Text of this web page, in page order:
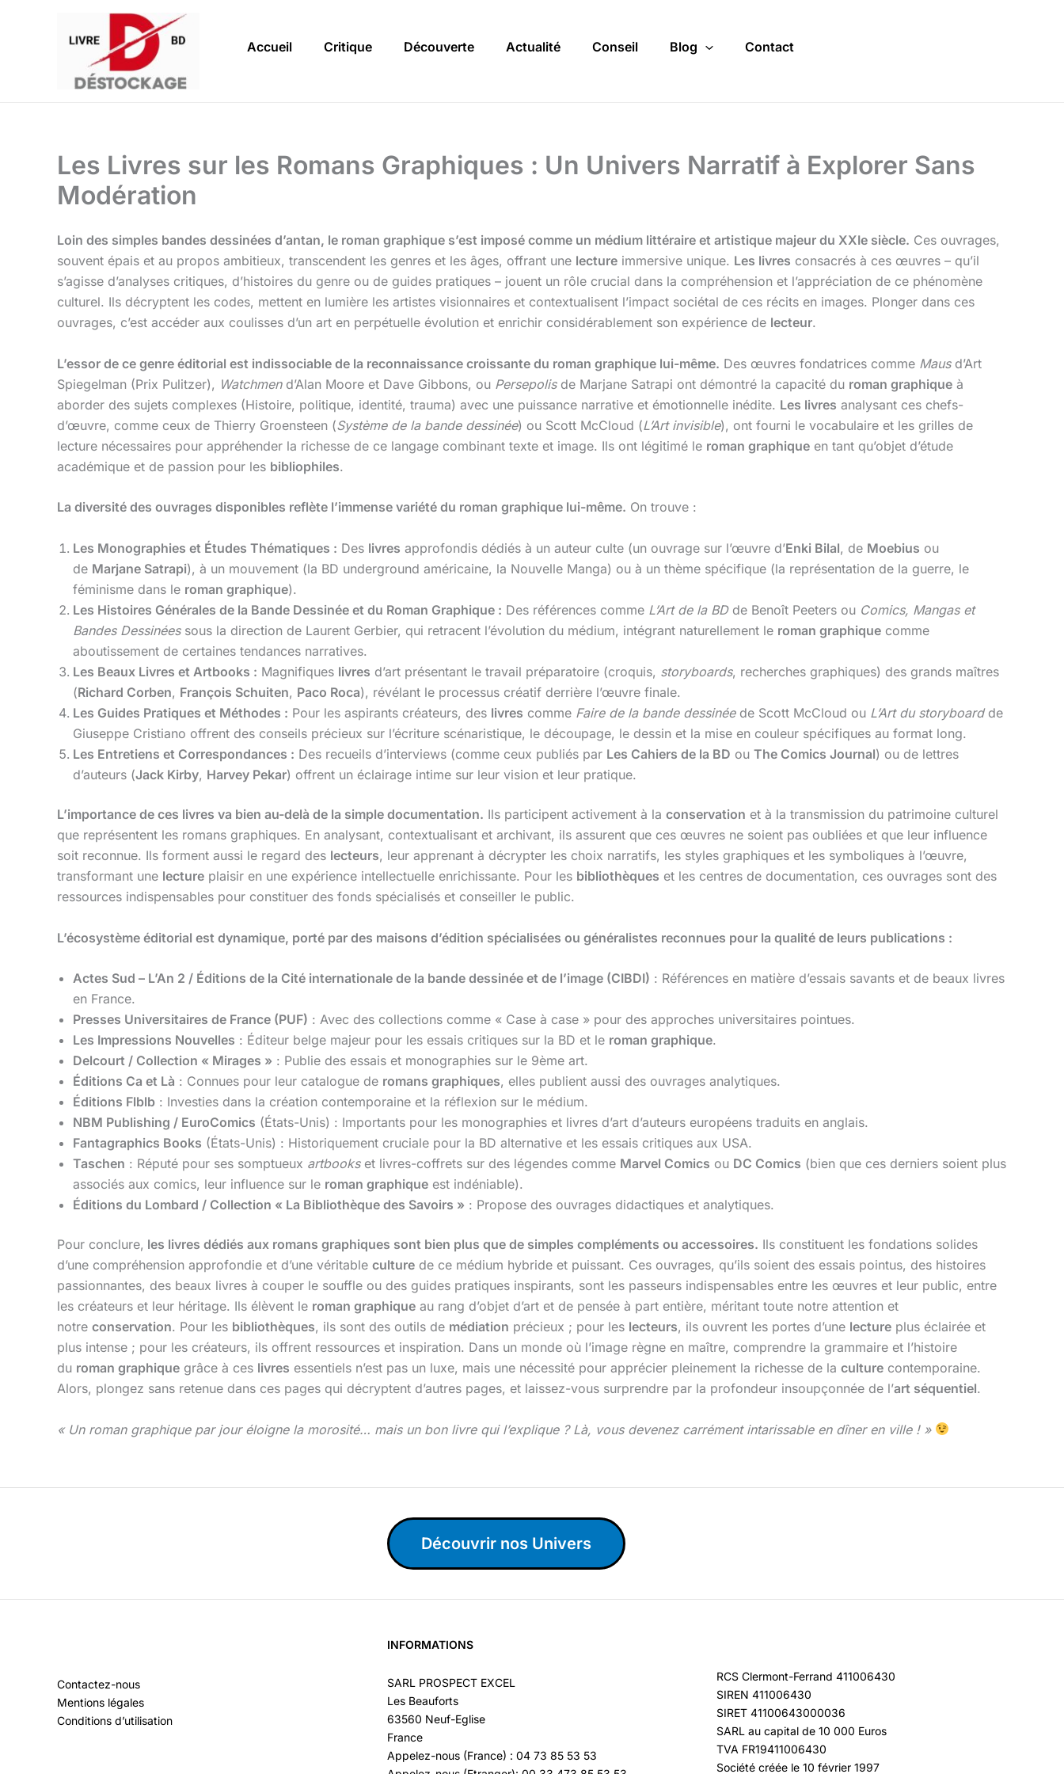
Accueil Critique Découverte Actualité Conseil Blog Contact
Les Livres sur les Romans Graphiques : Un Univers Narratif à Explorer Sans
Modération
Loin des simples bandes dessinées d’antan, le roman graphique s’est imposé comme un médium littéraire et artistique majeur du XXIe siècle. Ces ouvrages,
souvent épais et au propos ambitieux, transcendent les genres et les âges, offrant une lecture immersive unique. Les livres consacrés à ces œuvres – qu’il
s’agisse d’analyses critiques, d’histoires du genre ou de guides pratiques – jouent un rôle crucial dans la compréhension et l’appréciation de ce phénomène
culturel. Ils décryptent les codes, mettent en lumière les artistes visionnaires et contextualisent l’impact sociétal de ces récits en images. Plonger dans ces
ouvrages, c’est accéder aux coulisses d’un art en perpétuelle évolution et enrichir considérablement son expérience de lecteur.
L’essor de ce genre éditorial est indissociable de la reconnaissance croissante du roman graphique lui-même. Des œuvres fondatrices comme Mausd’Art
Spiegelman (Prix Pulitzer), Watchmend’Alan Moore et Dave Gibbons, ou Persepolisde Marjane Satrapi ont démontré la capacité du roman graphique à
aborder des sujets complexes (Histoire, politique, identité, trauma) avec une puissance narrative et émotionnelle inédite. Les livres analysant ces chefs-
d’œuvre, comme ceux de Thierry Groensteen (Système de la bande dessinée) ou Scott McCloud (L’Art invisible), ont fourni le vocabulaire et les grilles de
lecture nécessaires pour appréhender la richesse de ce langage combinant texte et image. Ils ont légitimé le roman graphique en tant qu’objet d’étude
académique et de passion pour les bibliophiles.
La diversité des ouvrages disponibles reflète l’immense variété du roman graphique lui-même. On trouve :
Les Monographies et Études Thématiques : Des livres approfondis dédiés à un auteur culte (un ouvrage sur l’œuvre d’Enki Bilal, de Moebius ou
de Marjane Satrapi), à un mouvement (la BD underground américaine, la Nouvelle Manga) ou à un thème spécifique (la représentation de la guerre, le
féminisme dans le roman graphique).
Les Histoires Générales de la Bande Dessinée et du Roman Graphique : Des références comme L’Art de la BDde Benoît Peeters ou Comics, Mangas et
Bandes Dessinéessous la direction de Laurent Gerbier, qui retracent l’évolution du médium, intégrant naturellement le roman graphique comme
aboutissement de certaines tendances narratives.
Les Beaux Livres et Artbooks : Magnifiques livres d’art présentant le travail préparatoire (croquis, storyboards, recherches graphiques) des grands maîtres
(Richard Corben, François Schuiten, Paco Roca), révélant le processus créatif derrière l’œuvre finale.
Les Guides Pratiques et Méthodes : Pour les aspirants créateurs, des livres comme Faire de la bande dessinéede Scott McCloud ou L’Art du storyboardde
Giuseppe Cristiano offrent des conseils précieux sur l’écriture scénaristique, le découpage, le dessin et la mise en couleur spécifiques au format long.
Les Entretiens et Correspondances : Des recueils d’interviews (comme ceux publiés par Les Cahiers de la BD ou The Comics Journal) ou de lettres
d’auteurs (Jack Kirby, Harvey Pekar) offrent un éclairage intime sur leur vision et leur pratique.
L’importance de ces livres va bien au-delà de la simple documentation. Ils participent activement à la conservation et à la transmission du patrimoine culturel
que représentent les romans graphiques. En analysant, contextualisant et archivant, ils assurent que ces œuvres ne soient pas oubliées et que leur influence
soit reconnue. Ils forment aussi le regard des lecteurs, leur apprenant à décrypter les choix narratifs, les styles graphiques et les symboliques à l’œuvre,
transformant une lecture plaisir en une expérience intellectuelle enrichissante. Pour les bibliothèques et les centres de documentation, ces ouvrages sont des
ressources indispensables pour constituer des fonds spécialisés et conseiller le public.
L’écosystème éditorial est dynamique, porté par des maisons d’édition spécialisées ou généralistes reconnues pour la qualité de leurs publications :
Actes Sud – L’An 2 / Éditions de la Cité internationale de la bande dessinée et de l’image (CIBDI) : Références en matière d’essais savants et de beaux livres
en France.
Presses Universitaires de France (PUF) : Avec des collections comme « Case à case » pour des approches universitaires pointues.
Les Impressions Nouvelles : Éditeur belge majeur pour les essais critiques sur la BD et le roman graphique.
Delcourt / Collection « Mirages » : Publie des essais et monographies sur le 9ème art.
Éditions Ca et Là : Connues pour leur catalogue de romans graphiques, elles publient aussi des ouvrages analytiques.
Éditions Flblb : Investies dans la création contemporaine et la réflexion sur le médium.
NBM Publishing / EuroComics (États-Unis) : Importants pour les monographies et livres d’art d’auteurs européens traduits en anglais.
Fantagraphics Books (États-Unis) : Historiquement cruciale pour la BD alternative et les essais critiques aux USA.
Taschen : Réputé pour ses somptueux artbookset livres-coffrets sur des légendes comme Marvel Comics ou DC Comics (bien que ces derniers soient plus
associés aux comics, leur influence sur le roman graphique est indéniable).
Éditions du Lombard / Collection « La Bibliothèque des Savoirs » : Propose des ouvrages didactiques et analytiques.
Pour conclure, les livres dédiés aux romans graphiques sont bien plus que de simples compléments ou accessoires. Ils constituent les fondations solides
d’une compréhension approfondie et d’une véritable culture de ce médium hybride et puissant. Ces ouvrages, qu’ils soient des essais pointus, des histoires
passionnantes, des beaux livres à couper le souffle ou des guides pratiques inspirants, sont les passeurs indispensables entre les œuvres et leur public, entre
les créateurs et leur héritage. Ils élèvent le roman graphique au rang d’objet d’art et de pensée à part entière, méritant toute notre attention et
notre conservation. Pour les bibliothèques, ils sont des outils de médiation précieux ; pour les lecteurs, ils ouvrent les portes d’une lecture plus éclairée et
plus intense ; pour les créateurs, ils offrent ressources et inspiration. Dans un monde où l’image règne en maître, comprendre la grammaire et l’histoire
du roman graphique grâce à ces livres essentiels n’est pas un luxe, mais une nécessité pour apprécier pleinement la richesse de la culture contemporaine.
Alors, plongez sans retenue dans ces pages qui décryptent d’autres pages, et laissez-vous surprendre par la profondeur insoupçonnée de l’art séquentiel.
« Un roman graphique par jour éloigne la morosité… mais un bon livre qui l’explique ? Là, vous devenez carrément intarissable en dîner en ville ! »
Découvrir nos Univers
Contactez-nous
Mentions légales
Conditions d’utilisation
INFORMATIONS
SARL PROSPECT EXCEL
Les Beauforts
63560 Neuf-Eglise
France
Appelez-nous (France) : 04 73 85 53 53
RCS Clermont-Ferrand 411006430
SIREN 411006430
SIRET 41100643000036
SARL au capital de 10 000 Euros
TVA FR19411006430
Société créée le 10 février 1997